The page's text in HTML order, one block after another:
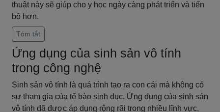
thuật này sẽ giúp cho y học ngày càng phát triển và tiến
bộ hơn.
Tóm tắt
Ứng dụng của sinh sản vô tính
trong công nghệ
Sinh sản vô tính là quá trình tạo ra con cái mà không có
sự tham gia của tế bào sinh dục. Ứng dụng của sinh sản
vô tính đã được áp dụng rộng rãi trong nhiều lĩnh vực,